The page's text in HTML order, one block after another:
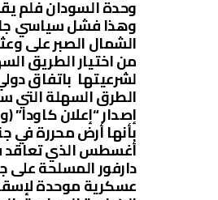
وحدة السودان فلم
وهذا فشل سياسي
الشمال الصبر على
من اختيار الطريق
لشرعيتها باتفاق
الطرق السهلة التي
إصدار “إعلان
أغسطس الذي
دارفور المسلحة على
عسكرية موحدة